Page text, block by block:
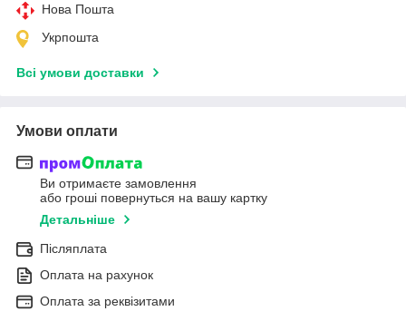
Нова Пошта
Укрпошта
Всі умови доставки
Умови оплати
Ви отримаєте замовлення
або гроші повернуться на вашу картку
Детальніше
Післяплата
Оплата на рахунок
Оплата за реквізитами